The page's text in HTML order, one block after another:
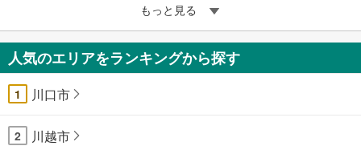
もっと見る
人気のエリアをランキングから探す
1 川口市
2 川越市